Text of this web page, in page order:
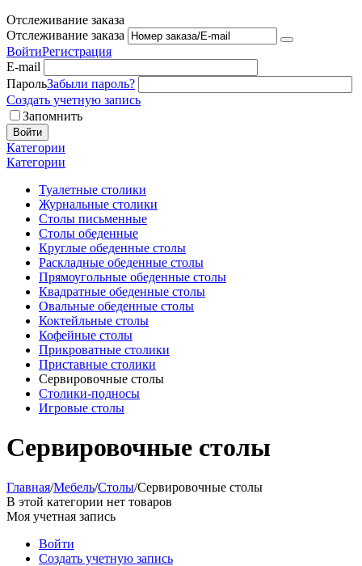
Отслеживание заказа
Отслеживание заказа
ВойтиРегистрация
E-mail
ПарольЗабыли пароль?
Создать учетную запись
Запомнить
Войти
Категории
Категории
Туалетные столики
Журнальные столики
Столы письменные
Столы обеденные
Круглые обеденные столы
Раскладные обеденные столы
Прямоугольные обеденные столы
Квадратные обеденные столы
Овальные обеденные столы
Коктейльные столы
Кофейные столы
Прикроватные столики
Приставные столики
Сервировочные столы
Столики-подносы
Игровые столы
Сервировочные столы
Главная/Мебель/Столы/Сервировочные столы
В этой категории нет товаров
Моя учетная запись
Войти
Создать учетную запись